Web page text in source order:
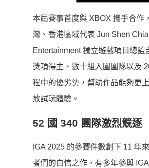
本屆賽事首度與 XBOX 攜手合作
灣、香港區域代表 Jun Shen
Entertainment 獨立遊戲項目總
獎項得主、數十組入圍圍隊以及
程中的優劣勢，幫助作品能夠更
放試玩體驗。
52 國 340 團隊激烈競逐
IGA 2025 的參賽件數創下 11 年
者們的自信之作，有多年參與